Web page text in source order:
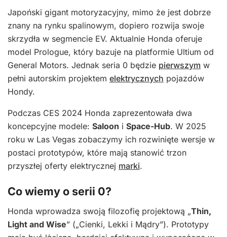
Japoński gigant motoryzacyjny, mimo że jest dobrze
znany na rynku spalinowym, dopiero rozwija swoje
skrzydła w segmencie EV. Aktualnie Honda oferuje
model Prologue, który bazuje na platformie Ultium od
General Motors. Jednak seria 0 będzie pierwszym w
pełni autorskim projektem elektrycznych pojazdów
Hondy.
Podczas CES 2024 Honda zaprezentowała dwa
koncepcyjne modele: Saloon i Space-Hub. W 2025
roku w Las Vegas zobaczymy ich rozwinięte wersje w
postaci prototypów, które mają stanowić trzon
przyszłej oferty elektrycznej marki.
Co wiemy o serii 0?
Honda wprowadza swoją filozofię projektową „Thin,
Light and Wise” („Cienki, Lekki i Mądry”). Prototypy